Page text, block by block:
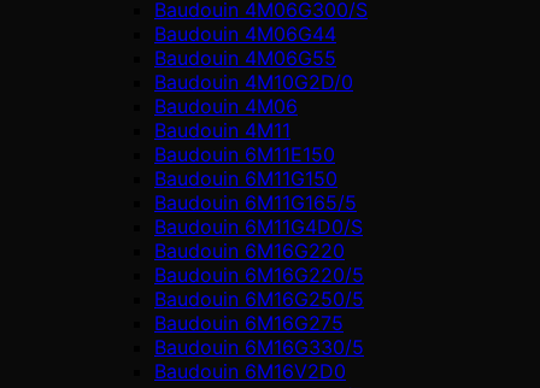
Baudouin 4M06G300/S
Baudouin 4M06G44
Baudouin 4M06G55
Baudouin 4M10G2D/0
Baudouin 4М06
Baudouin 4М11
Baudouin 6M11E150
Baudouin 6M11G150
Baudouin 6M11G165/5
Baudouin 6M11G4D0/S
Baudouin 6M16G220
Baudouin 6M16G220/5
Baudouin 6M16G250/5
Baudouin 6M16G275
Baudouin 6M16G330/5
Baudouin 6M16V2D0